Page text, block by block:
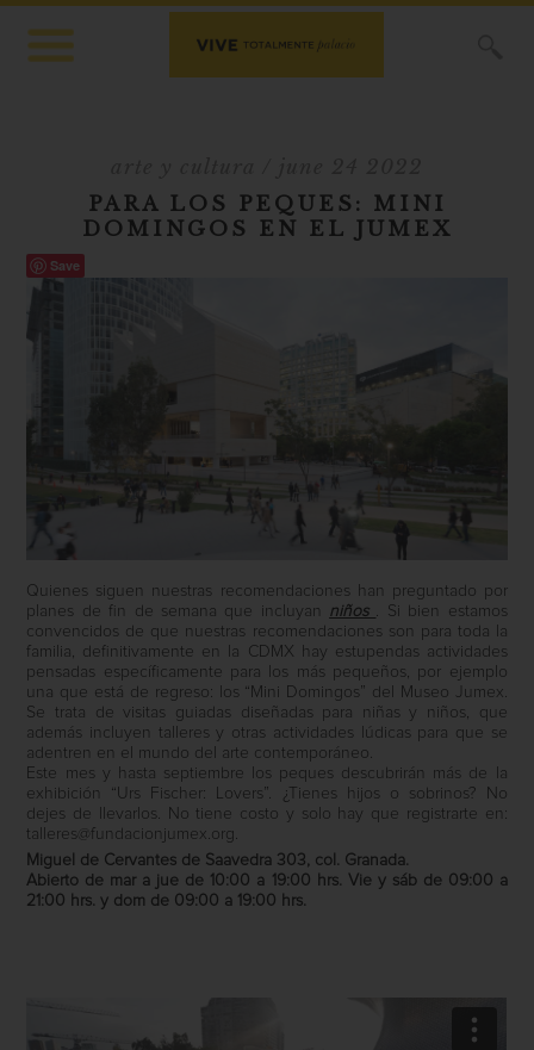
PARA LOS PEQUES: MINI
DOMINGOS EN EL JUMEX
Save
Quienes siguen nuestras recomendaciones han preguntado por
planes de fin de semana que incluyan niños . Si bien estamos
convencidos de que nuestras recomendaciones son para toda la
familia, definitivamente en la CDMX hay estupendas actividades
pensadas específicamente para los más pequeños, por ejemplo
una que está de regreso: los “Mini Domingos” del Museo Jumex.
Se trata de visitas guiadas diseñadas para niñas y niños, que
además incluyen talleres y otras actividades lúdicas para que se
adentren en el mundo del arte contemporáneo.
Este mes y hasta septiembre los peques descubrirán más de la
exhibición “Urs Fischer: Lovers”. ¿Tienes hijos o sobrinos? No
dejes de llevarlos. No tiene costo y solo hay que registrarte en:
talleres@fundacionjumex.org.
Miguel de Cervantes de Saavedra 303, col. Granada.
Abierto de mar a jue de 10:00 a 19:00 hrs. Vie y sáb de 09:00 a
21:00 hrs. y dom de 09:00 a 19:00 hrs.